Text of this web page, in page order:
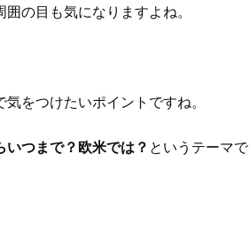
の目も気になりますよね。
をつけたいポイントですね。
つまで？欧米では？ というテーマで